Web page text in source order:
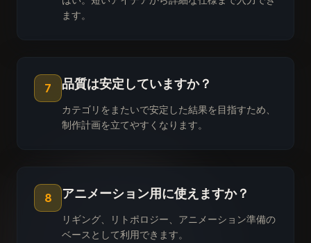
ます。
7 品質は安定していますか？
カテゴリをまたいで安定した結果を目指すため、
制作計画を立てやすくなります。
8 アニメーション用に使えますか？
リギング、リトポロジー、アニメーション準備の
ベースとして利用できます。